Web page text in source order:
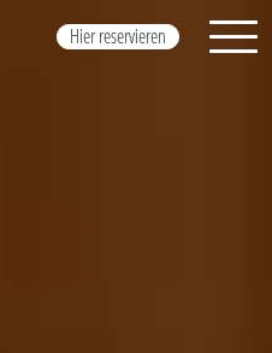
Hier reservieren